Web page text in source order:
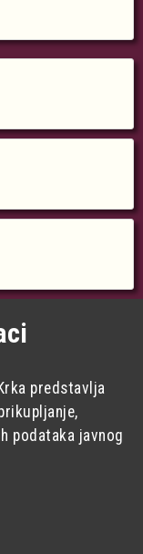
predstavlja
podataka javnog